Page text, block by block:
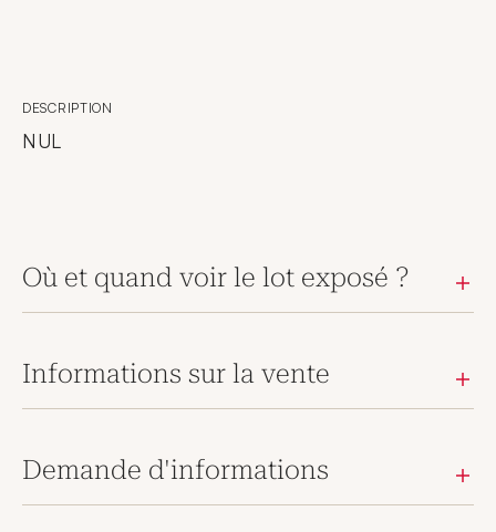
DESCRIPTION
NUL
Où et quand voir le lot exposé ?
Informations sur la vente
Demande d'informations